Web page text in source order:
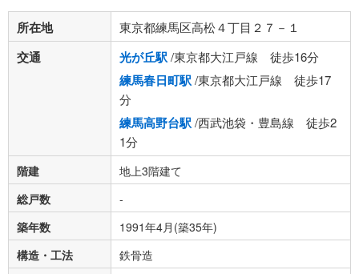
所在地 東京都練馬区高松４丁目２７－１
交通 光が丘駅/東京都大江戸線 徒歩16分
練馬春日町駅/東京都大江戸線 徒歩17
分
練馬高野台駅/西武池袋・豊島線 徒歩2
1分
階建
地上3階建て
総戸数
-
築年数
1991年4月(築35年)
構造・工法
鉄骨造